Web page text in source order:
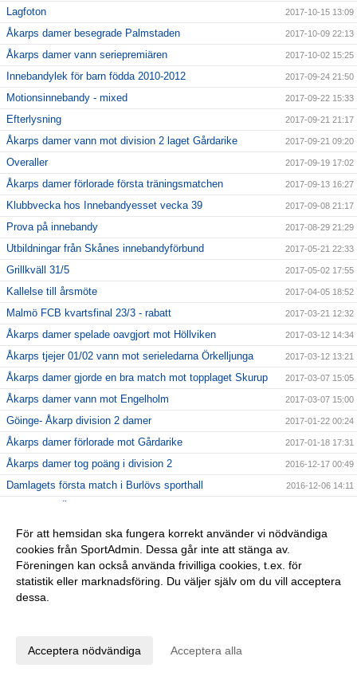
Lagfoton 2017-10-15 13:09
Åkarps damer besegrade Palmstaden 2017-10-09 22:13
Åkarps damer vann seriepremiären 2017-10-02 15:25
Innebandylek för barn födda 2010-2012 2017-09-24 21:50
Motionsinnebandy - mixed 2017-09-22 15:33
Efterlysning 2017-09-21 21:17
Åkarps damer vann mot division 2 laget Gårdarike 2017-09-21 09:20
Overaller 2017-09-19 17:02
Åkarps damer förlorade första träningsmatchen 2017-09-13 16:27
Klubbvecka hos Innebandyesset vecka 39 2017-09-08 21:17
Prova på innebandy 2017-08-29 21:29
Utbildningar från Skånes innebandyförbund 2017-05-21 22:33
Grillkväll 31/5 2017-05-02 17:55
Kallelse till årsmöte 2017-04-05 18:52
Malmö FCB kvartsfinal 23/3 - rabatt 2017-03-21 12:32
Åkarps damer spelade oavgjort mot Höllviken 2017-03-12 14:34
Åkarps tjejer 01/02 vann mot serieledarna Örkelljunga 2017-03-12 13:21
Åkarps damer gjorde en bra match mot topplaget Skurup 2017-03-07 15:05
Åkarps damer vann mot Engelholm 2017-03-07 15:00
Göinge- Åkarp division 2 damer 2017-01-22 00:24
Åkarps damer förlorade mot Gårdarike 2017-01-18 17:31
Åkarps damer tog poäng i division 2 2016-12-17 00:49
Damlagets första match i Burlövs sporthall 2016-12-06 14:11
Åkarp/ Lund- Värnamo juniorallsvenskan 2016-11-23 22:49
Åkarps damer tog första poängen i division 2 2016-11-23 22:45
Lund/ Åkarp- FBC Kalmarsund juniorallsvenskan 2016-10-30 18:04
För att hemsidan ska fungera korrekt använder vi nödvändiga
cookies från SportAdmin. Dessa går inte att stänga av.
Föreningen kan också använda frivilliga cookies, t.ex. för
statistik eller marknadsföring. Du väljer själv om du vill acceptera
dessa.
Acceptera nödvändiga Acceptera alla